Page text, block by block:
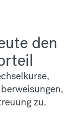
den
zu.